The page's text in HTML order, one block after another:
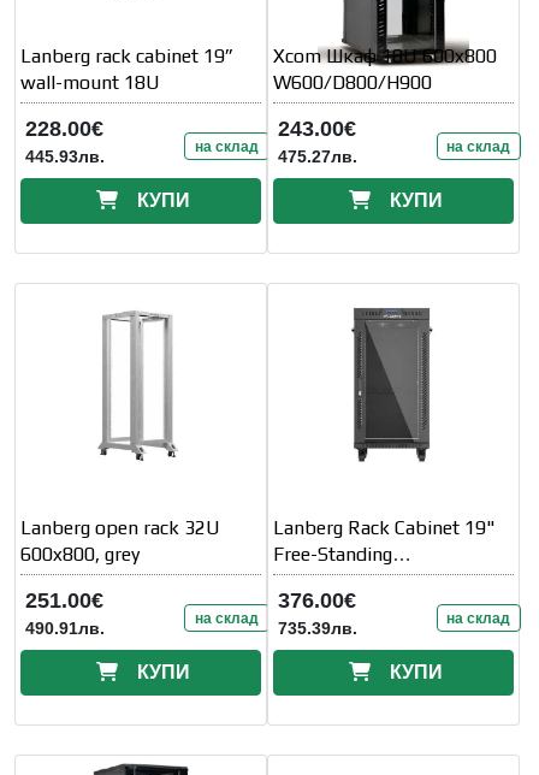
Lanberg rack cabinet 19”
wall-mount 18U
228.00€
445.93лв. на склад
КУПИ
Xcom Шкаф 18U 600x800
W600/D800/H900
243.00€
475.27лв. на склад
КУПИ
Lanberg open rack 32U
600x800, grey
251.00€
490.91лв. на склад
КУПИ
Lanberg Rack Cabinet 19"
Free-Standing
22U/600X600 (FlAT Pack)
With Glass Door
376.00€
735.39лв. на склад
КУПИ